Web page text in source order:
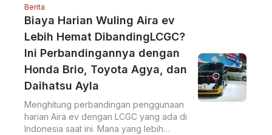
Berita
Biaya Harian Wuling Aira ev
Lebih Hemat DibandingLCGC?
Ini Perbandingannya dengan
Honda Brio, Toyota Agya, dan
Daihatsu Ayla
Menghitung perbandingan penggunaan
harian Aira ev dengan LCGC yang ada di
Indonesia saat ini. Mana yang lebih